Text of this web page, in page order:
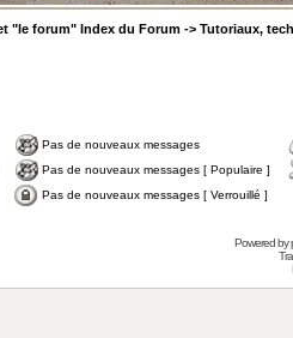
"le forum" Index du Forum -> Tutoriaux,
Pas de nouveaux messages
Pas de nouveaux messages [ Populaire ]
Pas de nouveaux messages [ Verrouillé ]
Powered by